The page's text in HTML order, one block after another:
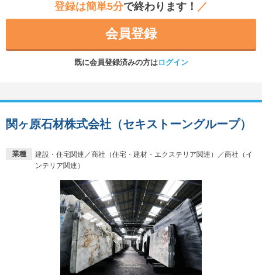
登録は簡単5分で終わります！ ／
会員登録
既に会員登録済みの方はログイン
業種
建設・住宅関連／商社（住宅・建材・エクステリア関連）／商社（イ
ンテリア関連）
関ヶ原石材株式会社（セキストーングループ）